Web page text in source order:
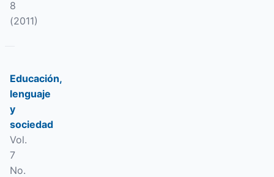
8
(2011)
Educación,
lenguaje
y
sociedad
Vol.
7
No.